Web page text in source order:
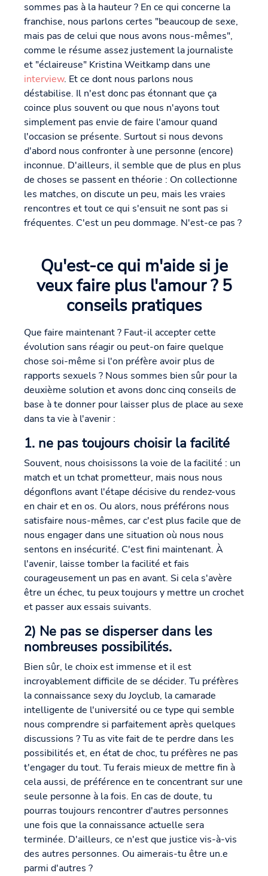
sommes pas à la hauteur ? En ce qui concerne la
franchise, nous parlons certes "beaucoup de sexe,
mais pas de celui que nous avons nous-mêmes",
comme le résume assez justement la journaliste
et "éclaireuse" Kristina Weitkamp dans une
interview. Et ce dont nous parlons nous
déstabilise. Il n'est donc pas étonnant que ça
coince plus souvent ou que nous n'ayons tout
simplement pas envie de faire l'amour quand
l'occasion se présente. Surtout si nous devons
d'abord nous confronter à une personne (encore)
inconnue. D'ailleurs, il semble que de plus en plus
de choses se passent en théorie : On collectionne
les matches, on discute un peu, mais les vraies
rencontres et tout ce qui s'ensuit ne sont pas si
fréquentes. C'est un peu dommage. N'est-ce pas ?
Qu'est-ce qui m'aide si je
veux faire plus l'amour ? 5
conseils pratiques
Que faire maintenant ? Faut-il accepter cette
évolution sans réagir ou peut-on faire quelque
chose soi-même si l'on préfère avoir plus de
rapports sexuels ? Nous sommes bien sûr pour la
deuxième solution et avons donc cinq conseils de
base à te donner pour laisser plus de place au sexe
dans ta vie à l'avenir :
1. ne pas toujours choisir la facilité
Souvent, nous choisissons la voie de la facilité : un
match et un tchat prometteur, mais nous nous
dégonflons avant l'étape décisive du rendez-vous
en chair et en os. Ou alors, nous préférons nous
satisfaire nous-mêmes, car c'est plus facile que de
nous engager dans une situation où nous nous
sentons en insécurité. C'est fini maintenant. À
l'avenir, laisse tomber la facilité et fais
courageusement un pas en avant. Si cela s'avère
être un échec, tu peux toujours y mettre un crochet
et passer aux essais suivants.
2) Ne pas se disperser dans les
nombreuses possibilités.
Bien sûr, le choix est immense et il est
incroyablement difficile de se décider. Tu préfères
la connaissance sexy du Joyclub, la camarade
intelligente de l'université ou ce type qui semble
nous comprendre si parfaitement après quelques
discussions ? Tu as vite fait de te perdre dans les
possibilités et, en état de choc, tu préfères ne pas
t'engager du tout. Tu ferais mieux de mettre fin à
cela aussi, de préférence en te concentrant sur une
seule personne à la fois. En cas de doute, tu
pourras toujours rencontrer d'autres personnes
une fois que la connaissance actuelle sera
terminée. D'ailleurs, ce n'est que justice vis-à-vis
des autres personnes. Ou aimerais-tu être un.e
parmi d'autres ?